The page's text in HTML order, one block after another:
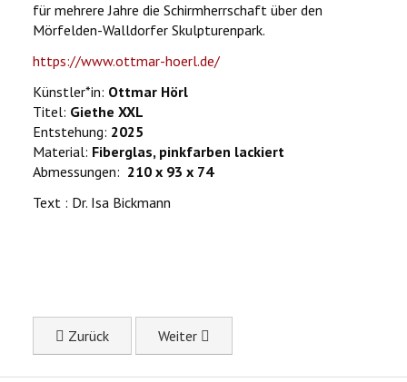
für mehrere Jahre die Schirmherrschaft über den
Mörfelden-Walldorfer Skulpturenpark.
https://www.ottmar-hoerl.de/
Künstler*in: Ottmar Hörl
Titel: Giethe XXL
Entstehung: 2025
Material: Fiberglas, pinkfarben lackiert
Abmessungen: 210 x 93 x 74
Text : Dr. Isa Bickmann
Previous article: Gertraud Hasselbach: Babel
Zurück Next article: Katharina Kleinfeld: Being
Weiter